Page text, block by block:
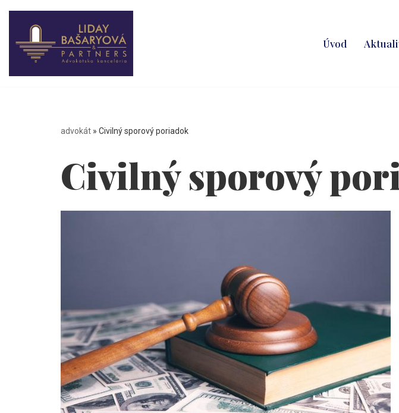
Preskočiť
Úvod
advokát » Civilný sporový poriadok
Civilný sporový